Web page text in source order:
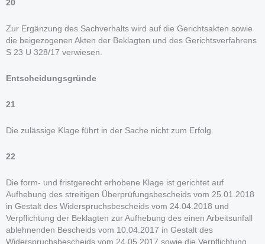
20
Zur Ergänzung des Sachverhalts wird auf die Gerichtsakten sowie
die beigezogenen Akten der Beklagten und des Gerichtsverfahrens
S 23 U 328/17 verwiesen.
Entscheidungsgründe
21
Die zulässige Klage führt in der Sache nicht zum Erfolg.
22
Die form- und fristgerecht erhobene Klage ist gerichtet auf
Aufhebung des streitigen Überprüfungsbescheids vom 25.01.2018
in Gestalt des Widerspruchsbescheids vom 24.04.2018 und
Verpflichtung der Beklagten zur Aufhebung des einen Arbeitsunfall
ablehnenden Bescheids vom 10.04.2017 in Gestalt des
Widerspruchsbescheids vom 24.05.2017 sowie die Verpflichtung